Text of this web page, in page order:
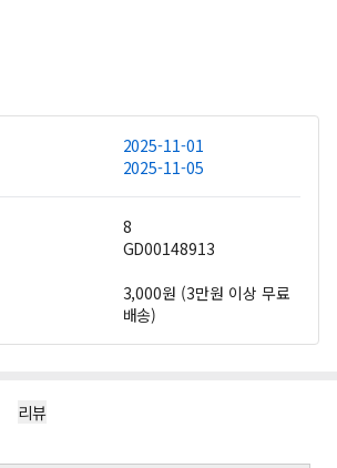
2025-11-01
2025-11-05
8
GD00148913
3,000원 (3만원 이상 무료
배송)
리뷰